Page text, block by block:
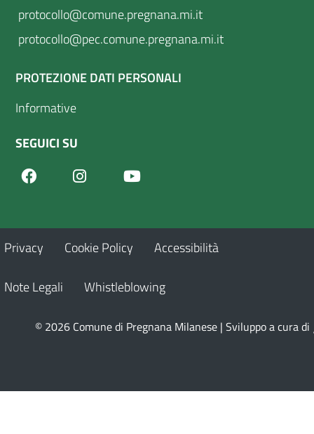
protocollo@comune.pregnana.mi.it
protocollo@pec.comune.pregnana.mi.it
PROTEZIONE DATI PERSONALI
Informative
SEGUICI SU
FacebookInstagram
Privacy Cookie Policy Accessibilità
Note Legali Whistleblowing
© 2026 Comune di Pregnana Milanese | Sviluppo a cura di